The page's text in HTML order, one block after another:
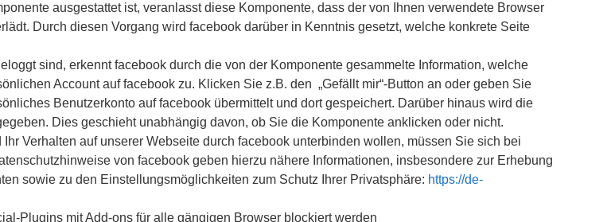
ausgestattet ist, veranlasst diese Komponente, dass der von Ihnen verwendete Browser
Durch diesen Vorgang wird facebook darüber in Kenntnis gesetzt, welche konkrete Seite
sind, erkennt facebook durch die von der Komponente gesammelte Information, welche
Account auf facebook zu. Klicken Sie z.B. den „Gefällt mir“-Button an oder geben Sie
Benutzerkonto auf facebook übermittelt und dort gespeichert. Darüber hinaus wird die
Dies geschieht unabhängig davon, ob Sie die Komponente anklicken oder nicht.
Verhalten auf unserer Webseite durch facebook unterbinden wollen, müssen Sie sich bei
von facebook geben hierzu nähere Informationen, insbesondere zur Erhebung
sowie zu den Einstellungsmöglichkeiten zum Schutz Ihrer Privatsphäre: https://de-
Plugins mit Add-ons für alle gängigen Browser blockiert werden